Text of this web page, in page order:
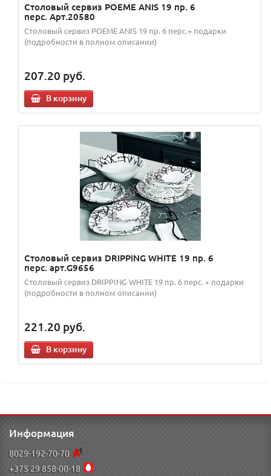
Столовый сервиз POEME ANIS 19 пр. 6
перс. Арт.20580
Столовый сервиз POEME ANIS 19 пр. 6 перс.+ подарки
(подробности в полном описании)
207.20 руб.
В корзину
Столовый сервиз DRIPPING WHITE 19 пр. 6
перс. арт.G9656
Столовый сервиз DRIPPING WHITE 19 пр. 6 перс. + подарки
(подробности в полном описании)
221.20 руб.
В корзину
Информация
8029-192-70-70
+375 29 858-00-18